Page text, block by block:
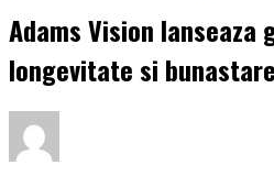
Adams Vision lanseaza
longevitate si bunastare